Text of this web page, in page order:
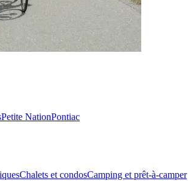
Petite NationPontiac
Chalets et condosCamping et prêt-à-camper